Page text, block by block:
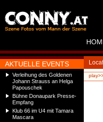
AKTUELLE EVENTS
Verleihung des Goldenen
Johann Strauss an Helga
Papouschek
Bühne Donaupark Presse-
Empfang
Klub 66 im U4 mit Tamara
Mascara